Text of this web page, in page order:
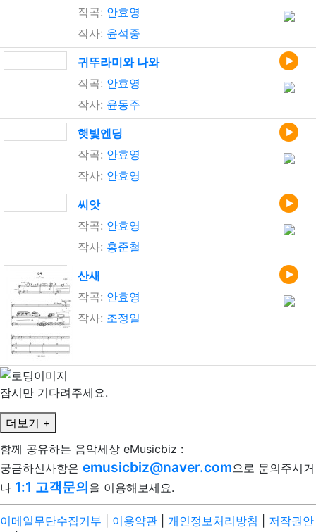
작곡: 안효영
작사: 윤석중
귀뚜라미와 나와
작곡: 안효영
작사: 윤동주
햇빛엔딩
작곡: 안효영
작사: 안효영
씨앗
작곡: 안효영
작사: 홍준철
산새
작곡: 안효영
작사: 조정일
잠시만 기다려주세요.
더보기 +
함께 공유하는 음악세상 eMusicbiz :
궁금하신사항은 emusicbiz@naver.com으로 문의주시거
나 1:1 고객문의을 이용해보세요.
이메일무단수집거부 이용약관 개인정보처리방침
저작권안